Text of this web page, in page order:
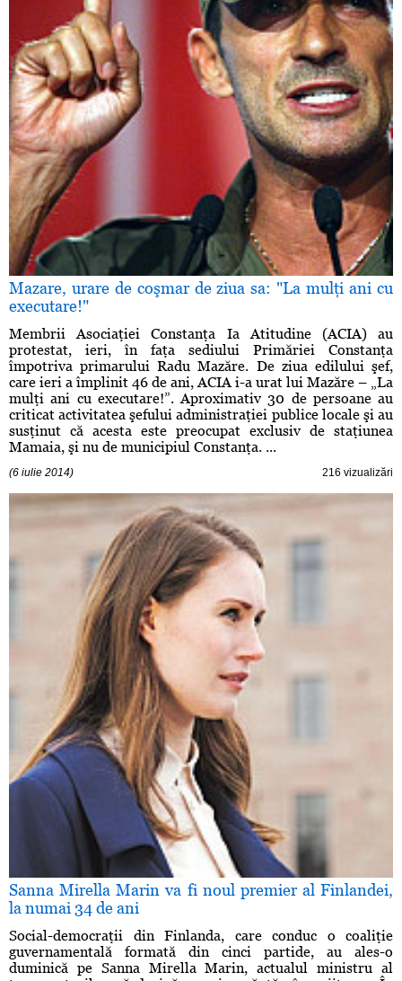
Mazare, urare de coşmar de ziua sa: "La mulţi ani cu
executare!"
Membrii Asociaţiei Constanţa Ia Atitudine (ACIA) au
protestat, ieri, în faţa sediului Primăriei Constanţa
împotriva primarului Radu Mazăre. De ziua edilului şef,
care ieri a împlinit 46 de ani, ACIA i-a urat lui Mazăre – „La
mulţi ani cu executare!”. Aproximativ 30 de persoane au
criticat activitatea şefului administraţiei publice locale şi au
susţinut că acesta este preocupat exclusiv de staţiunea
Mamaia, şi nu de municipiul Constanţa. ...
(6 iulie 2014) 216 vizualizări
Sanna Mirella Marin va fi noul premier al Finlandei,
la numai 34 de ani
Social-democraţii din Finlanda, care conduc o coaliţie
guvernamentală formată din cinci partide, au ales-o
duminică pe Sanna Mirella Marin, actualul ministru al